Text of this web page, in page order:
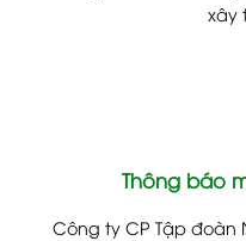
xây
Thông báo
Công ty CP Tập đoàn